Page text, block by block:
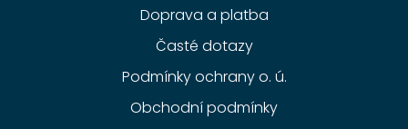
Doprava a platba
Časté dotazy
Podmínky ochrany o. ú.
Obchodní podmínky